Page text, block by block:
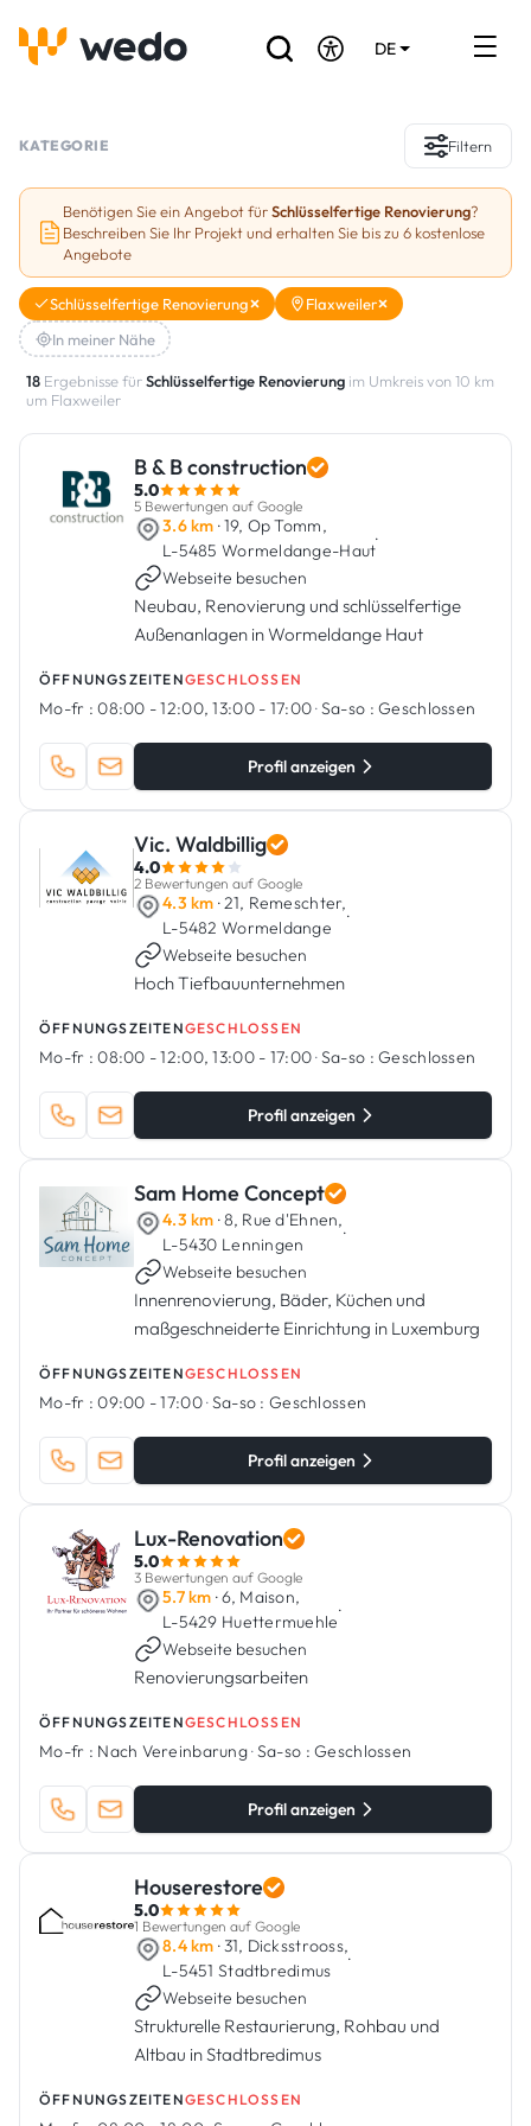
DE
Referenzen
Förderungen & Zuschüsse
Stellenbörse
Sind Sie Handwerker?
Einloggen
KATEGORIE Filtern
Benötigen Sie ein Angebot fürSchlüsselfertige Renovierung?
Beschreiben Sie Ihr Projekt und erhalten Sie bis zu 6 kostenlose
Angebote
Schlüsselfertige Renovierung
Flaxweiler
In meiner Nähe
18 Ergebnisse fürSchlüsselfertige Renovierung im Umkreis von 10 km
um Flaxweiler
B & B construction
5.0
5 Bewertungen auf Google
3.6 km · 19, Op Tomm,
L-5485 Wormeldange-Haut
·
Webseite besuchen
Neubau, Renovierung und schlüsselfertige
Außenanlagen in Wormeldange Haut
ÖFFNUNGSZEITENGESCHLOSSEN
Mo-fr : 08:00 - 12:00, 13:00 - 17:00·Sa-so : Geschlossen
Profil anzeigen
Vic. Waldbillig
4.0
2 Bewertungen auf Google
4.3 km · 21, Remeschter,
L-5482 Wormeldange
·
Webseite besuchen
Hoch Tiefbauunternehmen
ÖFFNUNGSZEITENGESCHLOSSEN
Mo-fr : 08:00 - 12:00, 13:00 - 17:00·Sa-so : Geschlossen
Profil anzeigen
Sam Home Concept
4.3 km · 8, Rue d'Ehnen,
L-5430 Lenningen
·
Webseite besuchen
Innenrenovierung, Bäder, Küchen und
maßgeschneiderte Einrichtung in Luxemburg
ÖFFNUNGSZEITENGESCHLOSSEN
Mo-fr : 09:00 - 17:00·Sa-so : Geschlossen
Profil anzeigen
Lux-Renovation
5.0
3 Bewertungen auf Google
5.7 km · 6, Maison,
L-5429 Huettermuehle
·
Webseite besuchen
Renovierungsarbeiten
ÖFFNUNGSZEITENGESCHLOSSEN
Mo-fr : Nach Vereinbarung·Sa-so : Geschlossen
Profil anzeigen
Houserestore
5.0
1 Bewertungen auf Google
8.4 km · 31, Dicksstrooss,
L-5451 Stadtbredimus
·
Webseite besuchen
Strukturelle Restaurierung, Rohbau und
Altbau in Stadtbredimus
ÖFFNUNGSZEITENGESCHLOSSEN